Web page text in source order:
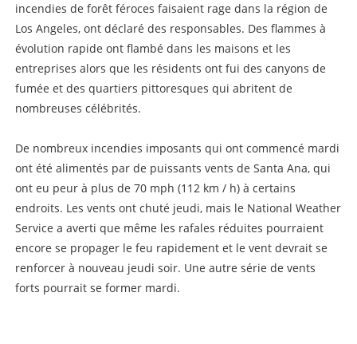
incendies de forêt féroces faisaient rage dans la région de
Los Angeles, ont déclaré des responsables. Des flammes à
évolution rapide ont flambé dans les maisons et les
entreprises alors que les résidents ont fui des canyons de
fumée et des quartiers pittoresques qui abritent de
nombreuses célébrités.
De nombreux incendies imposants qui ont commencé mardi
ont été alimentés par de puissants vents de Santa Ana, qui
ont eu peur à plus de 70 mph (112 km / h) à certains
endroits. Les vents ont chuté jeudi, mais le National Weather
Service a averti que même les rafales réduites pourraient
encore se propager le feu rapidement et le vent devrait se
renforcer à nouveau jeudi soir. Une autre série de vents
forts pourrait se former mardi.